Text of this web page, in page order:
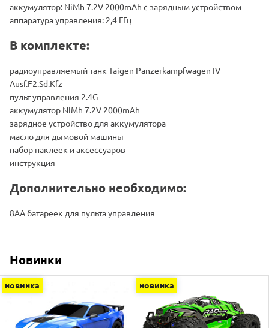
аккумулятор: NiMh 7.2V 2000mAh с зарядным устройством
аппаратура управления: 2,4 ГГц
В комплекте:
радиоуправляемый танк Taigen Panzerkampfwagen IV
Ausf.F2.Sd.Kfz
пульт управления 2.4G
аккумулятор NiMh 7.2V 2000mAh
зарядное устройство для аккумулятора
масло для дымовой машины
набор наклеек и аксессуаров
инструкция
Дополнительно необходимо:
8АА батареек для пульта управления
Новинки
новинка новинка